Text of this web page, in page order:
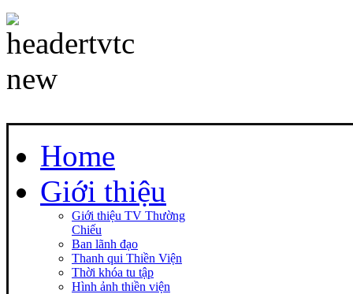
Home
Giới thiệu
Giới thiệu TV Thường
Chiếu
Ban lãnh đạo
Thanh qui Thiền Viện
Thời khóa tu tập
Hình ảnh thiền viện